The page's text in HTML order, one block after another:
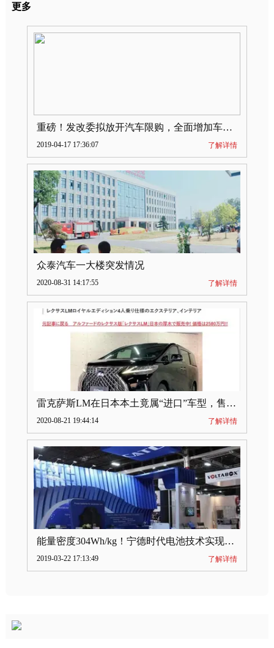
更多
重磅！发改委拟放开汽车限购，全面增加车牌指标
2019-04-17 17:36:07 了解详情
众泰汽车一大楼突发情况
2020-08-31 14:17:55 了解详情
雷克萨斯LM在日本本土竟属“进口”车型，售价2580万日元
2020-08-21 19:44:14 了解详情
能量密度304Wh/kg！宁德时代电池技术实现突破
2019-03-22 17:13:49 了解详情